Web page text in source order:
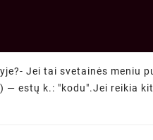
Jei tai svetainės meniu
— estų k.: "kodu".Jei reikia